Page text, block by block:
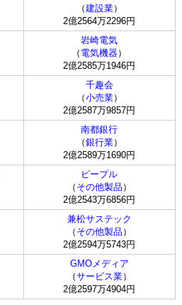
（建設業）
2億2564万2296円
岩崎電気
（ 電気機器）
2億2585万1946円
千趣会
（小売業）
2億2587万9857円
南都銀行
（銀行業）
2億2589万1690円
ピープル
（ その他製品 ）
2億2543万6856円
兼松サステック
（ その他製品 ）
2億2594万5743円
GMOメディア
（サービス業）
2億2597万4904円